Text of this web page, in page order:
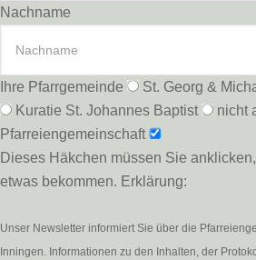
Nachname
Ihre Pfarrgemeinde St. Georg &
Kuratie St. Johannes Baptist
nicht
Pfarreiengemeinschaft
Dieses Häkchen müssen Sie
etwas bekommen. Erklärung:
Unser Newsletter informiert Sie über die
Inningen. Informationen zu den Inhalten, der